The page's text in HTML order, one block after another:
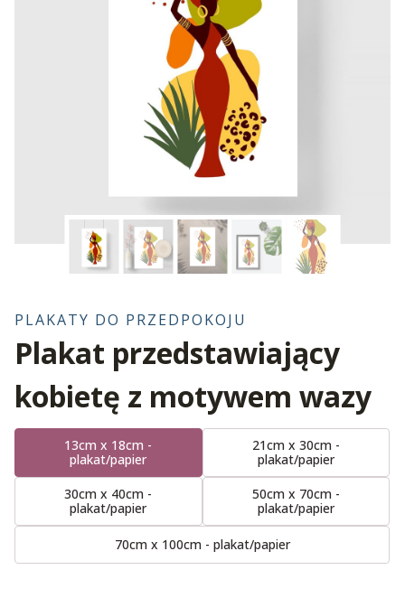
PLAKATY DO PRZEDPOKOJU
Plakat przedstawiający
kobietę z motywem wazy
13cm x 18cm -
plakat/papier
21cm x 30cm -
plakat/papier
30cm x 40cm -
plakat/papier
50cm x 70cm -
plakat/papier
70cm x 100cm - plakat/papier